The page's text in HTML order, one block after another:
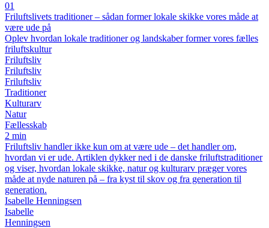
01
Friluftslivets traditioner – sådan former lokale skikke vores måde at
være ude på
Oplev hvordan lokale traditioner og landskaber former vores fælles
friluftskultur
Friluftsliv
Friluftsliv
Friluftsliv
Traditioner
Kulturarv
Natur
Fællesskab
2 min
Friluftsliv handler ikke kun om at være ude – det handler om,
hvordan vi er ude. Artiklen dykker ned i de danske friluftstraditioner
og viser, hvordan lokale skikke, natur og kulturarv præger vores
måde at nyde naturen på – fra kyst til skov og fra generation til
generation.
Isabelle Henningsen
Isabelle
Henningsen